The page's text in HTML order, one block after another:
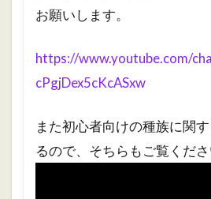
お願いします。
https://www.youtube.com/
cPgjDex5cKcASxw
また初心者向けの種族に関
るので、そちらもご覧くださ